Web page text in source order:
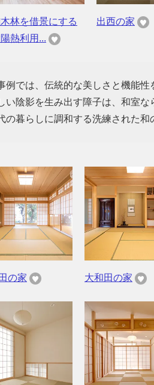
林を借景にする
熱利用...
出西の家
例では、伝統的な美しさと機能
い陰影を生み出す障子は、和室
の暮らしに調和する洗練された
の家 大和田の家